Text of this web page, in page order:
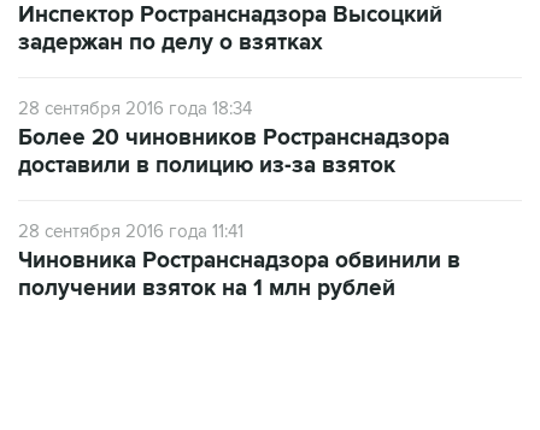
Инспектор Ространснадзора Высоцкий
задержан по делу о взятках
28 сентября 2016 года 18:34
Более 20 чиновников Ространснадзора
доставили в полицию из-за взяток
28 сентября 2016 года 11:41
Чиновника Ространснадзора обвинили в
получении взяток на 1 млн рублей